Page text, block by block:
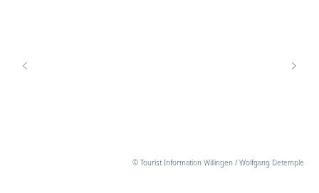
© Tourist Information Willingen / Wolfgang Detemple